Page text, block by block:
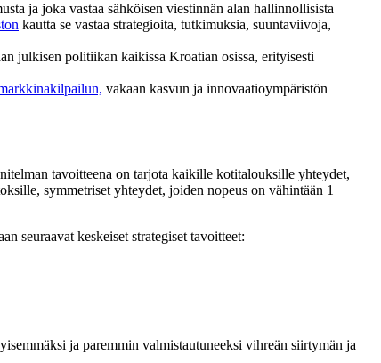
ja joka vastaa sähköisen viestinnän alan hallinnollisista
kautta se vastaa strategioita, tutkimuksia, suuntaviivoja,
julkisen politiikan kaikissa Kroatian osissa, erityisesti
vakaan kasvun ja innovaatioympäristön
tavoitteena on tarjota kaikille kotitalouksille yhteydet,
symmetriset yhteydet, joiden nopeus on vähintään 1
seuraavat keskeiset strategiset tavoitteet:
ja paremmin valmistautuneeksi vihreän siirtymän ja